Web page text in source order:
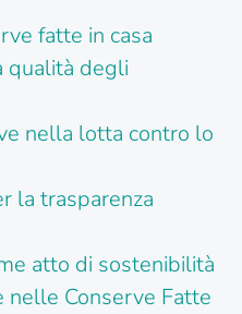
fatte in casa
qualità degli
nella lotta contro lo
la trasparenza
atto di sostenibilità
nelle Conserve Fatte